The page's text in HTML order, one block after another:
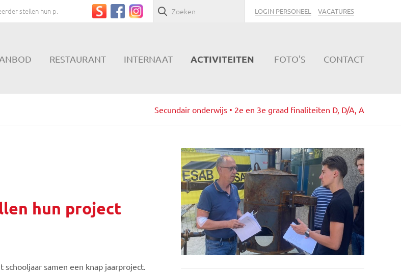
stellen hun p... LOGIN PERSONEEL VACATURES
RESTAURANT INTERNAAT ACTIVITEITEN FOTO'S CONTACT
Secundair onderwijs • 2e en 3e graad finaliteiten D, D/A, A
hun project
samen een knap jaarproject.